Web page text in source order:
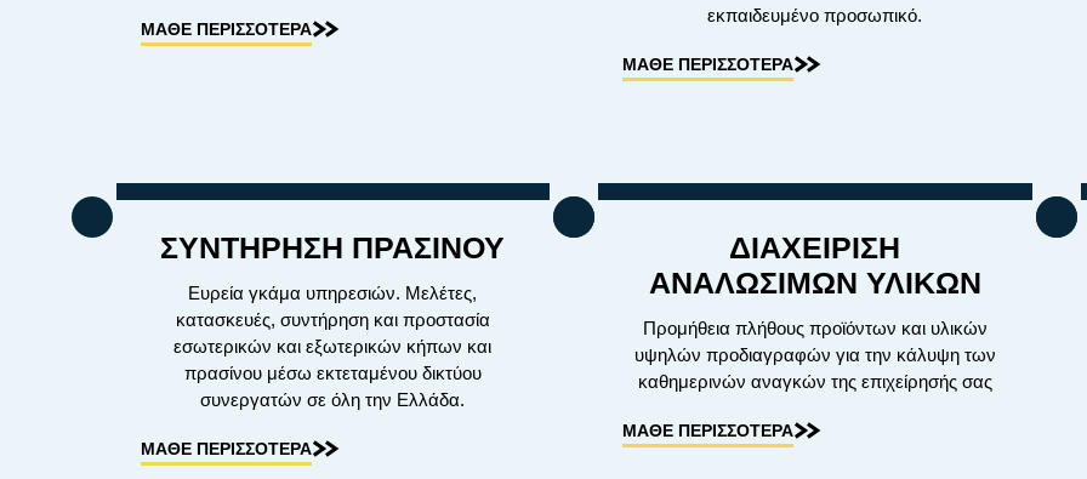
ΜΑΘΕ ΠΕΡΙΣΣΟΤΕΡΑ
εκπαιδευμένο προσωπικό.
ΜΑΘΕ ΠΕΡΙΣΣΟΤΕΡΑ
ΣΥΝΤΗΡΗΣΗ ΠΡΑΣΙΝΟΥ
Ευρεία γκάμα υπηρεσιών. Μελέτες,
κατασκευές, συντήρηση και προστασία
εσωτερικών και εξωτερικών κήπων και
πρασίνου μέσω εκτεταμένου δικτύου
συνεργατών σε όλη την Ελλάδα.
ΜΑΘΕ ΠΕΡΙΣΣΟΤΕΡΑ
ΔΙΑΧΕΙΡΙΣΗ
ΑΝΑΛΩΣΙΜΩΝ ΥΛΙΚΩΝ
Προμήθεια πλήθους προϊόντων και υλικών
υψηλών προδιαγραφών για την κάλυψη των
καθημερινών αναγκών της επιχείρησής σας
ΜΑΘΕ ΠΕΡΙΣΣΟΤΕΡΑ